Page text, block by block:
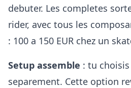
debuter. Les completes
rider, avec tous les
: 100 a 150 EUR chez un
Setup assemble : tu
separement. Cette option